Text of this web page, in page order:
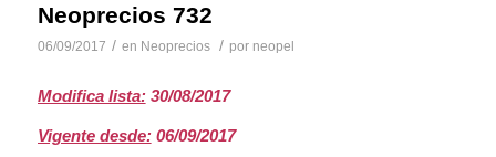
Neoprecios 732
06/09/2017 / en Neoprecios / por neopel
Modifica lista:30/08/2017
Vigente desde:06/09/2017